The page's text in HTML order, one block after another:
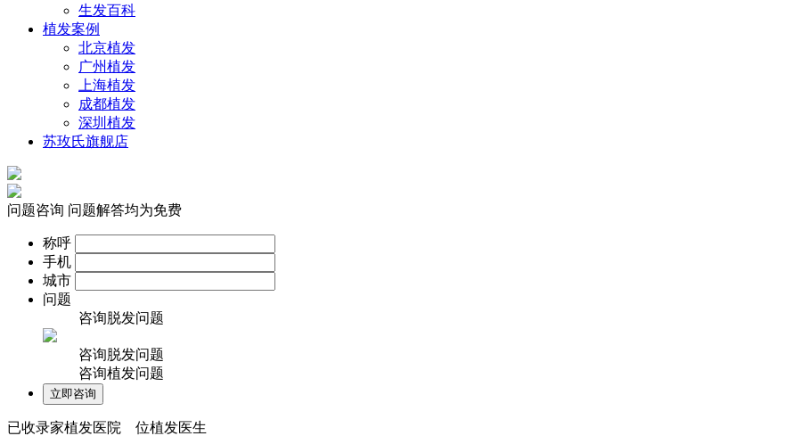
生发百科
植发案例
北京植发
广州植发
上海植发
成都植发
深圳植发
苏玫氏旗舰店
问题咨询 问题解答均为免费
称呼
手机
城市
问题
咨询脱发问题
咨询脱发问题
咨询植发问题
已收录家植发医院 位植发医生